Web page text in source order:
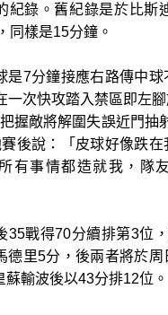
紀錄。舊紀錄是於比斯
同樣是15分鐘。
是7分鐘接應右路傳中
一次快攻踏入禁區即左
握敵將解圍失誤近門抽
後說：「皮球好像跌
有事情都造就我，隊
35戰得70分續排第3位
德里5分，後兩者將於
蘇輸波後以43分排12位。